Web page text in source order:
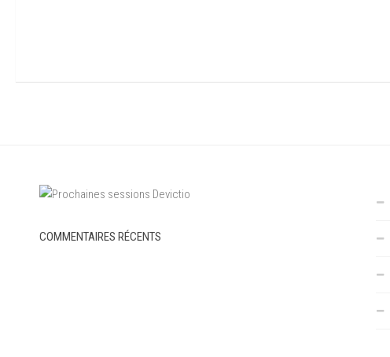
COMMENTAIRES RÉCENTS